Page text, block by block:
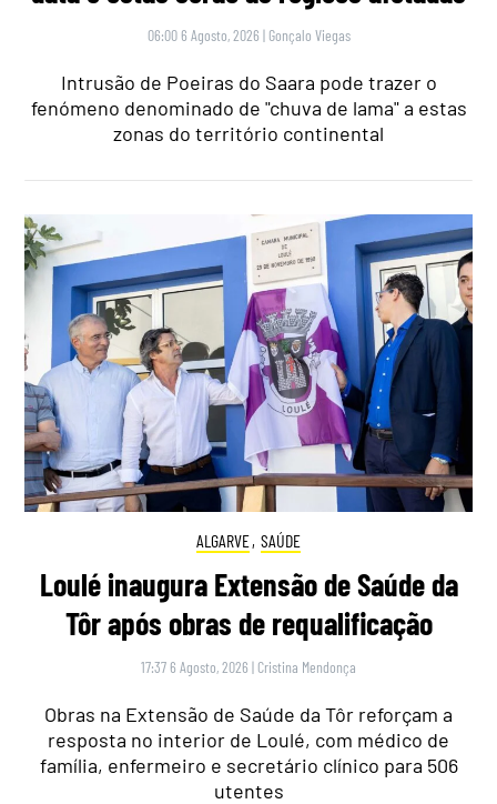
06:00 6 Agosto, 2026 | Gonçalo Viegas
Intrusão de Poeiras do Saara pode trazer o
fenómeno denominado de "chuva de lama" a estas
zonas do território continental
ALGARVE, SAÚDE
Loulé inaugura Extensão de Saúde da
Tôr após obras de requalificação
17:37 6 Agosto, 2026 | Cristina Mendonça
Obras na Extensão de Saúde da Tôr reforçam a
resposta no interior de Loulé, com médico de
família, enfermeiro e secretário clínico para 506
utentes